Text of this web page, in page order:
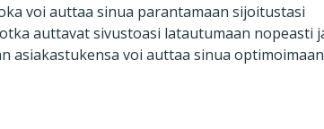
voi auttaa sinua parantamaan sijoitustasi
auttavat sivustoasi latautumaan nopeasti
asiakastukensa voi auttaa sinua optimoimaan